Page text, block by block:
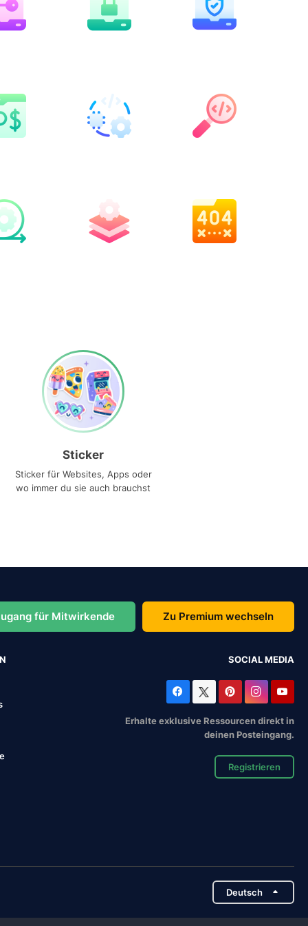
Sticker
Sticker für Websites, Apps oder
wo immer du sie auch brauchst
für Mitwirkende Zu Premium wechseln
SOCIAL MEDIA
Erhalte exklusive Ressourcen direkt in
deinen Posteingang.
Registrieren
Deutsch